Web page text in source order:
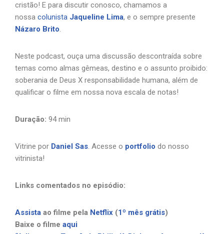
cristão! E para discutir conosco, chamamos a
nossa colunista Jaqueline Lima, e o sempre presente
Názaro Brito.
Neste podcast, ouça uma discussão descontraída sobre
temas como almas gêmeas, destino e o assunto proibido:
soberania de Deus X responsabilidade humana, além de
qualificar o filme em nossa nova escala de notas!
Duração: 94 min
Vitrine por Daniel Sas. Acesse o portfolio do nosso
vitrinista!
Links comentados no episódio:
Assista ao filme pela Netflix (1º mês grátis)
Baixe o filme aqui